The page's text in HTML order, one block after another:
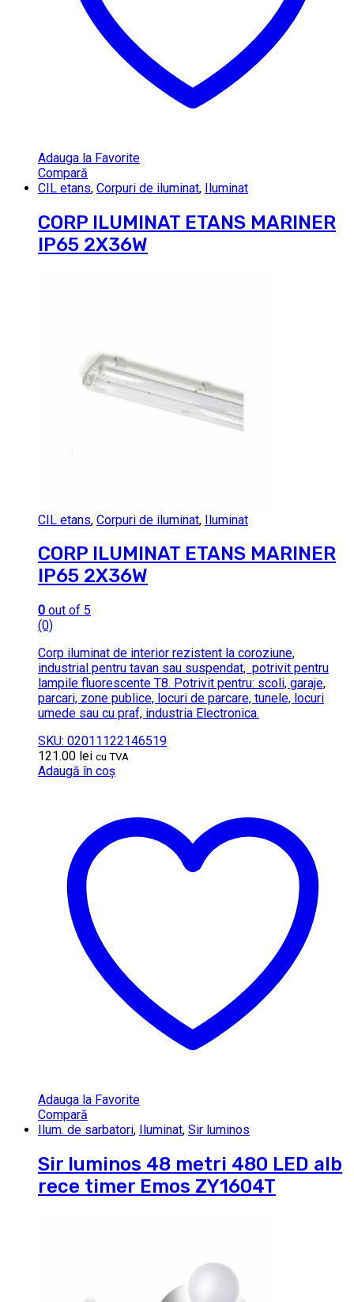
Adauga la Favorite
Compară
CIL etans, Corpuri de iluminat, Iluminat
CORP ILUMINAT ETANS MARINER
IP65 2X36W
CIL etans, Corpuri de iluminat, Iluminat
CORP ILUMINAT ETANS MARINER
IP65 2X36W
0 out of 5
(0)
Corp iluminat de interior rezistent la coroziune,
industrial pentru tavan sau suspendat, potrivit pentru
lampile fluorescente T8. Potrivit pentru: scoli, garaje,
parcari, zone publice, locuri de parcare, tunele, locuri
umede sau cu praf, industria Electronica.
SKU: 02011122146519
121.00 lei cu TVA
Adaugă în coș
Adauga la Favorite
Compară
Ilum. de sarbatori, Iluminat, Sir luminos
Sir luminos 48 metri 480 LED alb
rece timer Emos ZY1604T